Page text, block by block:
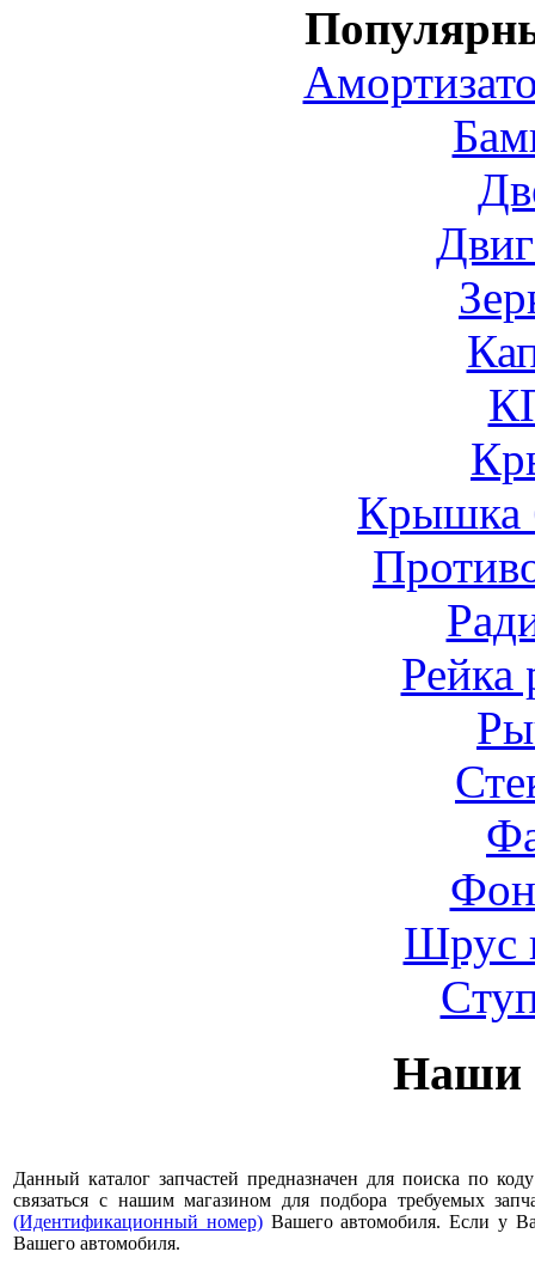
Крышка
Рейка
Шрус
Наши
Данный каталог запчастей предназначен для поиска по
связаться с нашим магазином для подбора требуемых
(Идентификационный номер)Вашего автомобиля. Если у
Вашего автомобиля.